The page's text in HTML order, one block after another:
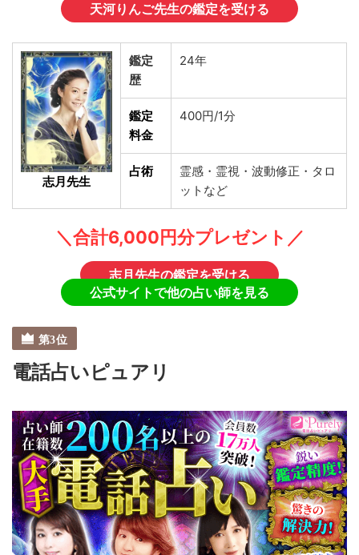
天河りんご先生の鑑定を受ける
志月先生
鑑定
歴
24年
鑑定
料金
400円/1分
占術
霊感・霊視・波動修正・タロ
ットなど
＼合計6,000円分プレゼント／
志月先生の鑑定を受ける
公式サイトで他の占い師を見る
電話占いピュアリ